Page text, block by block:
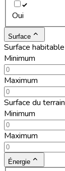
Oui
Surface
Surface habitable
Minimum
Maximum
Surface du terrain
Minimum
Maximum
Énergie